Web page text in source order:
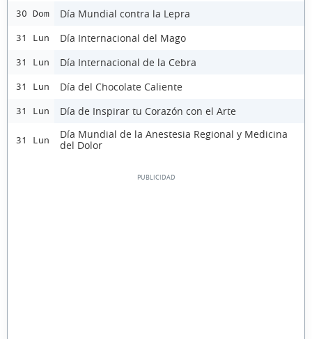
30 Dom Día Mundial contra la Lepra
31 Lun Día Internacional del Mago
31 Lun Día Internacional de la Cebra
31 Lun Día del Chocolate Caliente
31 Lun Día de Inspirar tu Corazón con el Arte
31 Lun
Día Mundial de la Anestesia Regional y Medicina
del Dolor